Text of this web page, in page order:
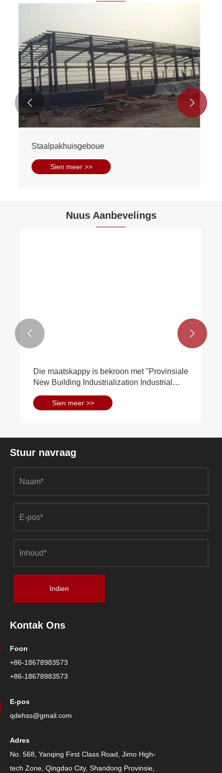
Staalpakhuisgeboue
Sien meer >>
 
Nuus Aanbevelings
Die maatskappy is bekroon met "Provinsiale
New Building Industrialization Industrial
Sien meer >>
 
Stuur navraag
Indien
Kontak Ons
Foon
+86-18678983573
+86-18678983573
E-pos
qdehss@gmail.com
Adres
No. 568, Yanqing First Class Road, Jimo High-
tech Zone, Qingdao City, Shandong Provinsie,